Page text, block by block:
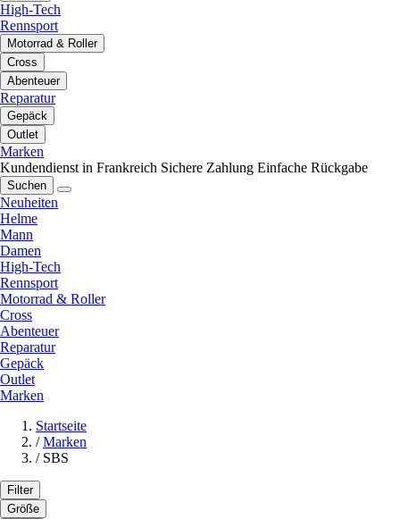
High-Tech
Rennsport
Motorrad & Roller
Cross
Abenteuer
Reparatur
Gepäck
Outlet
Marken
Kundendienst in Frankreich Sichere Zahlung Einfache Rückgabe
Suchen
Neuheiten
Helme
Mann
Damen
High-Tech
Rennsport
Motorrad & Roller
Cross
Abenteuer
Reparatur
Gepäck
Outlet
Marken
Startseite
/ Marken
/ SBS
Filter
Größe